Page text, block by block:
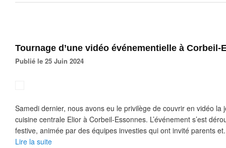
Tournage d’une vidéo événementielle à Corbeil-
Publié le 25 Juin 2024
Samedi dernier, nous avons eu le privilège de couvrir en vidéo la
cuisine centrale Elior à Corbeil-Essonnes. L’événement s’est
festive, animée par des équipes investies qui ont invité parents
Lire la suite